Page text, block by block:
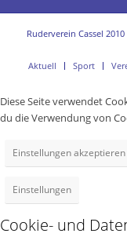
Ruderverein Cassel 2010
Aktuell Sport
Diese Seite verwendet
du die Verwendung von
Einstellungen akzeptieren
Einstellungen
Cookie- und